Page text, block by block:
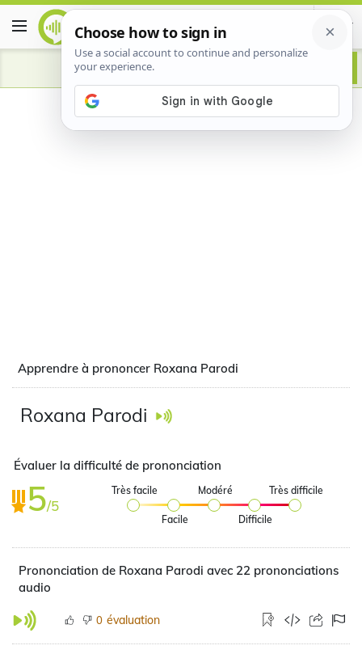
Advertisement
Apprendre à prononcer Roxana Parodi
Roxana Parodi
Évaluer la difficulté de prononciation
5/5
Très facile
Facile
Modéré
Difficile
Très difficile
Prononciation de Roxana Parodi avec 22 prononciations
audio
0 évaluation